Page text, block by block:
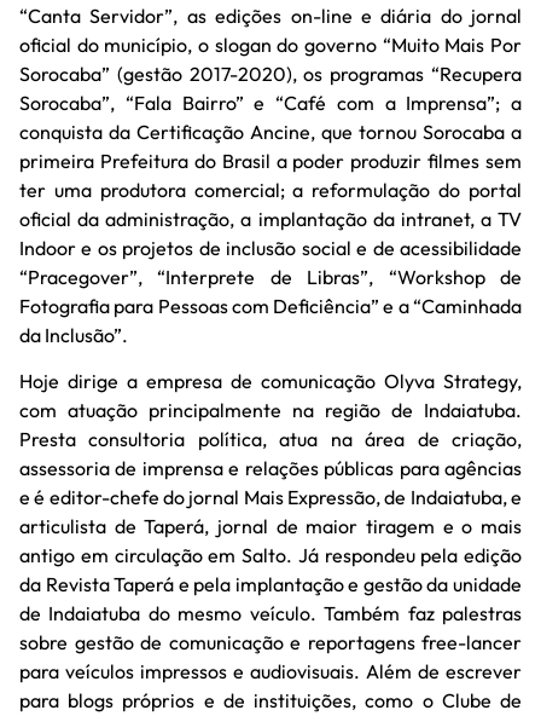
“Canta Servidor”, as edições on-line e diária do jornal
oficial do município, o slogan do governo “Muito Mais Por
Sorocaba” (gestão 2017-2020), os programas “Recupera
Sorocaba”, “Fala Bairro” e “Café com a Imprensa”; a
conquista da Certificação Ancine, que tornou Sorocaba a
primeira Prefeitura do Brasil a poder produzir filmes sem
ter uma produtora comercial; a reformulação do portal
oficial da administração, a implantação da intranet, a TV
Indoor e os projetos de inclusão social e de acessibilidade
“Pracegover”, “Interprete de Libras”, “Workshop de
Fotografia para Pessoas com Deficiência” e a “Caminhada
da Inclusão”.
Hoje dirige a empresa de comunicação Olyva Strategy,
com atuação principalmente na região de Indaiatuba.
Presta consultoria política, atua na área de criação,
assessoria de imprensa e relações públicas para agências
e é editor-chefe do jornal Mais Expressão, de Indaiatuba, e
articulista de Taperá, jornal de maior tiragem e o mais
antigo em circulação em Salto. Já respondeu pela edição
da Revista Taperá e pela implantação e gestão da unidade
de Indaiatuba do mesmo veículo. Também faz palestras
sobre gestão de comunicação e reportagens free-lancer
para veículos impressos e audiovisuais. Além de escrever
para blogs próprios e de instituições, como o Clube de